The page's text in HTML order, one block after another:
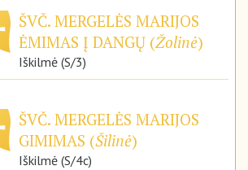
ŠVČ. MERGELĖS MARIJOS
ĖMIMAS Į DANGŲ (Žolinė)
Iškilmė (S/3)
ŠVČ. MERGELĖS MARIJOS
GIMIMAS (Šilinė)
Iškilmė (S/4c)